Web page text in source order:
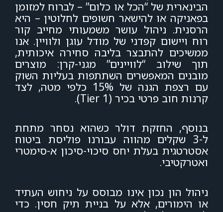
הבינארית של “הכל או כלום” – לברוח למזומן
בפאניקה או להישאר חשופים לחלוטין – היא
הרסנית. ניהול עושר משמעותי מחייב קור
רוח ויישום קפדני של מודל עוגן ולוויין. אנו
ממשיכים להתבצר בליבה סחירה איכותית,
תוך שילוב “לוויינים” מגני-קרן: מוצרים
מובנים המאפשרים השתתפות בעליות השוק
עם רצפת הגנה של 15% כלפי מטה, לצד
קרנות חוב פרטי בכיר (Tier 1).
בנוסף, החזקת דולר כשהוא נסחר מתחת
ל-3 שקלים מהווה עבורנו פוליסת ביטוח
אסטרטגית בעלת יחס סיכוי-סיכון א-סימטרי
ואטרקטיבי.
ניהול הון נכון אינו מבוסס על ניחוש העתיד
או הימורים, אלא על בניית תיק חסין. כדי